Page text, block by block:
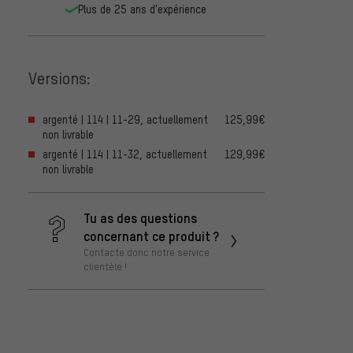
Plus de 25 ans d'expérience
Versions:
argenté | 114 | 11-29, actuellement
non livrable
125,99€
argenté | 114 | 11-32, actuellement
non livrable
129,99€
Tu as des questions
concernant ce produit ?
Contacte donc notre service
clientèle !